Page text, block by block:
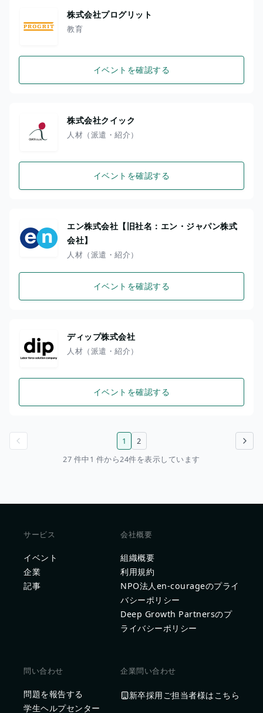
株式会社プログリット
教育
イベントを確認する
株式会社クイック
人材（派遣・紹介）
イベントを確認する
エン株式会社【旧社名：エン・ジャパン株式
会社】
人材（派遣・紹介）
イベントを確認する
ディップ株式会社
人材（派遣・紹介）
イベントを確認する
次のページ
1
2
27 件中1 件から24件を表示しています
サービス
イベント
企業
記事
会社概要
組織概要
利用規約
NPO法人en-courageのプライ
バシーポリシー
Deep Growth Partnersのプ
ライバシーポリシー
問い合わせ
問題を報告する
学生ヘルプセンター
企業問い合わせ
新卒採用ご担当者様はこちら